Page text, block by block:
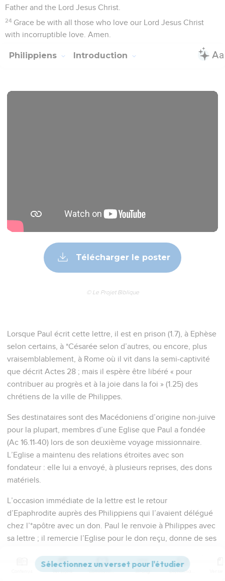
Father and the Lord Jesus Christ.
24 Grace be with all those who love our Lord Jesus Christ
with incorruptible love. Amen.
Philippiens Introduction
Télécharger le poster
© Le Projet Biblique
Lorsque Paul écrit cette lettre, il est en prison (1.7), à Ephèse
selon certains, à *Césarée selon d’autres, ou encore, plus
vraisemblablement, à Rome où il vit dans la semi-captivité
que décrit Actes 28 ; mais il espère être libéré « pour
contribuer au progrès et à la joie dans la foi » (1.25) des
chrétiens de la ville de Philippes.
Ses destinataires sont des Macédoniens d’origine non-juive
pour la plupart, membres d’une Eglise que Paul a fondée
(Ac 16.11-40) lors de son deuxième voyage missionnaire.
L’Eglise a maintenu des relations étroites avec son
fondateur : elle lui a envoyé, à plusieurs reprises, des dons
matériels.
L’occasion immédiate de la lettre est le retour
d’Epaphrodite auprès des Philippiens qui l’avaient délégué
chez l’*apôtre avec un don. Paul le renvoie à Philippes avec
sa lettre ; il remercie l’Eglise pour le don reçu, donne de ses
dans le témoignage. L’appel à l’unité laisse deviner
Versions Commentaires Strong